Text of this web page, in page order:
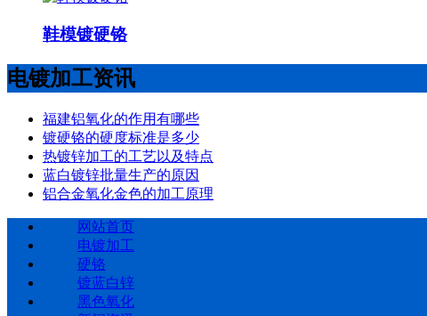
鞋模镀硬铬
电镀加工资讯
福建铝氧化的作用有哪些
镀硬铬的硬度标准是多少
热镀锌加工的工艺以及特点
蓝白镀锌批量生产的原因
铝合金氧化金色的加工原理
网站首页
电镀加工
硬铬
镀蓝白锌
黑色氧化